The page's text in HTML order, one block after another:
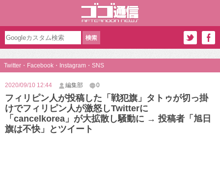
Twitter・Facebook・Instagram・SNS
2020/09/10 12:44 編集部 0
フィリピン人が投稿した「戦犯旗」タトゥが切っ掛
けでフィリピン人が激怒しTwitterに
「cancelkorea」が大拡散し騒動に → 投稿者「旭日
旗は不快」とツイート